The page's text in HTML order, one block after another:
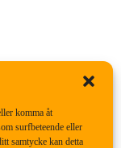
komma åt
surfbeteende eller
samtycke kan detta
I’ll go my own